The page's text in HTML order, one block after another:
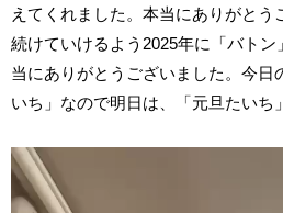
えてくれました。本当にありがとう
続けていけるよう2025年に「バト
当にありがとうございました。今日
いち」なので明日は、「元旦たいち
動
画
プ